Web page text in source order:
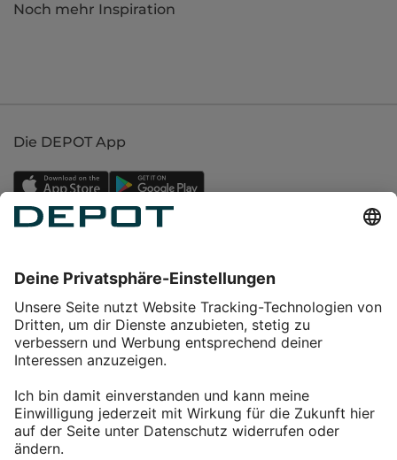
Noch mehr Inspiration
Die DEPOT App
Service
Über DEPOT
Kontakt